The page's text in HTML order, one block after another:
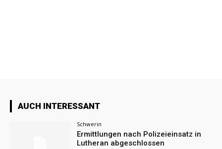
AUCH INTERESSANT
Schwerin
Ermittlungen nach Polizeieinsatz in
Lutheran abgeschlossen